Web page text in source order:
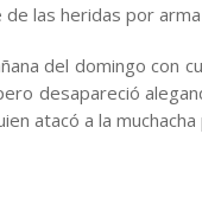
las heridas por
del domingo con
desapareció
atacó a la